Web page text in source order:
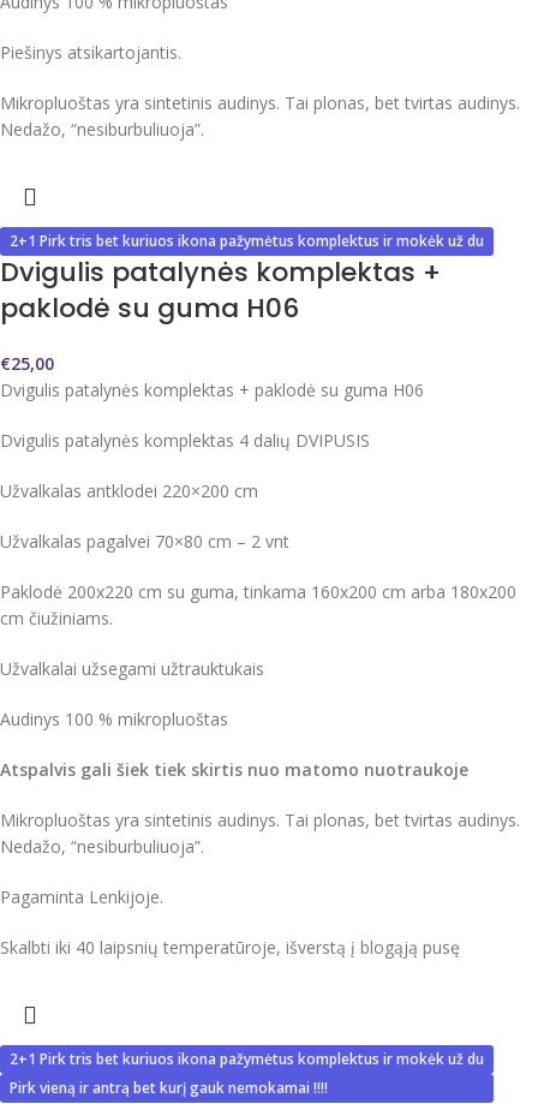
Piešinys atsikartojantis.
Mikropluoštas yra sintetinis audinys. Tai plonas, bet tvirtas audinys.
Nedažo, “nesiburbuliuoja”.
2+1 Pirk tris bet kuriuos ikona pažymėtus komplektus ir mokėk už du
Dvigulis patalynės komplektas +
paklodė su guma H06
€25,00
Dvigulis patalynės komplektas + paklodė su guma H06
Dvigulis patalynės komplektas 4 dalių DVIPUSIS
Užvalkalas antklodei 220×200 cm
Užvalkalas pagalvei 70×80 cm – 2 vnt
Paklodė 200x220 cm su guma, tinkama 160x200 cm arba 180x200
cm čiužiniams.
Užvalkalai užsegami užtrauktukais
Audinys 100 % mikropluoštas
Atspalvis gali šiek tiek skirtis nuo matomo nuotraukoje
Mikropluoštas yra sintetinis audinys. Tai plonas, bet tvirtas audinys.
Nedažo, “nesiburbuliuoja”.
Pagaminta Lenkijoje.
Skalbti iki 40 laipsnių temperatūroje, išverstą į blogąją pusę
2+1 Pirk tris bet kuriuos ikona pažymėtus komplektus ir mokėk už du
Pirk vieną ir antrą bet kurį gauk nemokamai !!!!
-45%